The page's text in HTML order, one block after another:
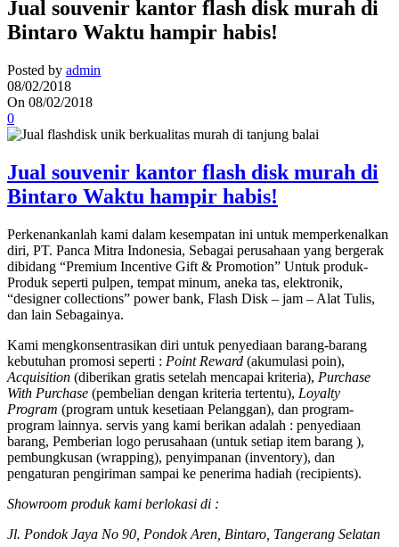
Jual souvenir kantor flash disk murah di
Bintaro Waktu hampir habis!
Posted by admin
08/02/2018
On 08/02/2018
0
Jual souvenir kantor flash disk murah di
Bintaro Waktu hampir habis!
Perkenankanlah kami dalam kesempatan ini untuk memperkenalkan
diri, PT. Panca Mitra Indonesia, Sebagai perusahaan yang bergerak
dibidang “Premium Incentive Gift & Promotion” Untuk produk-
Produk seperti pulpen, tempat minum, aneka tas, elektronik,
“designer collections” power bank, Flash Disk – jam – Alat Tulis,
dan lain Sebagainya.
Kami mengkonsentrasikan diri untuk penyediaan barang-barang
kebutuhan promosi seperti : Point Reward (akumulasi poin),
Acquisition (diberikan gratis setelah mencapai kriteria), Purchase
With Purchase (pembelian dengan kriteria tertentu), Loyalty
Program (program untuk kesetiaan Pelanggan), dan program-
program lainnya. servis yang kami berikan adalah : penyediaan
barang, Pemberian logo perusahaan (untuk setiap item barang ),
pembungkusan (wrapping), penyimpanan (inventory), dan
pengaturan pengiriman sampai ke penerima hadiah (recipients).
Showroom produk kami berlokasi di :
Jl. Pondok Jaya No 90, Pondok Aren, Bintaro, Tangerang Selatan